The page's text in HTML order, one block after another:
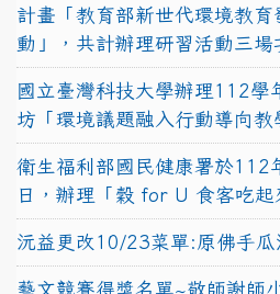
計畫「教育部新世代環境教育
動」，共計辦理研習活動三場
國立臺灣科技大學辦理112學
坊「環境議題融入行動導向教
衛生福利部國民健康署於112
日，辦理「穀 for U 食客吃起
沅益更改10/23菜單:原佛手瓜
藝文競賽得獎名單~敬師謝師